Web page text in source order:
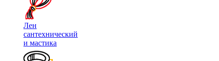
Лен
сантехнический
и мастика